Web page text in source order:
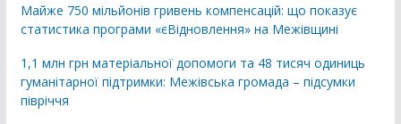
Майже 750 мільйонів гривень компенсацій: що показує
статистика програми «єВідновлення» на Межівщині
1,1 млн грн матеріальної допомоги та 48 тисяч одиниць
гуманітарної підтримки: Межівська громада – підсумки
півріччя